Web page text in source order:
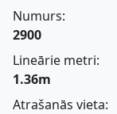
Numurs:
2900
Lineārie metri:
1.36m
Atrašanās vieta: